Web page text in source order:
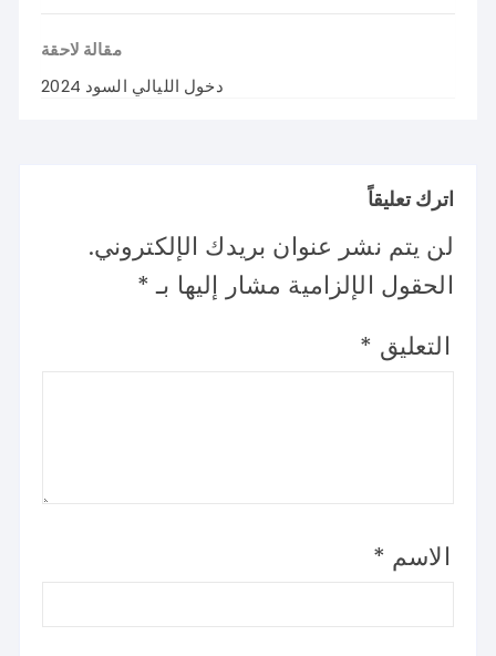
مقالة لاحقة
دخول الليالي السود 2024
اترك تعليقاً
لن يتم نشر عنوان بريدك الإلكتروني.
الحقول الإلزامية مشار إليها بـ *
التعليق *
الاسم *